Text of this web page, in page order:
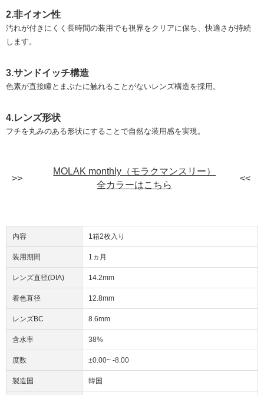
2.非イオン性
汚れが付きにくく長時間の装用でも視界をクリアに保ち、快適さが持続
します。
3.サンドイッチ構造
色素が直接瞳とまぶたに触れることがないレンズ構造を採用。
4.レンズ形状
フチを丸みのある形状にすることで自然な装用感を実現。
MOLAK monthly（モラクマンスリー）
全カラーはこちら
内容 1箱2枚入り
装用期間 1ヵ月
レンズ直径(DIA) 14.2mm
着色直径 12.8mm
レンズBC 8.6mm
含水率 38%
度数 ±0.00~ -8.00
製造国 韓国